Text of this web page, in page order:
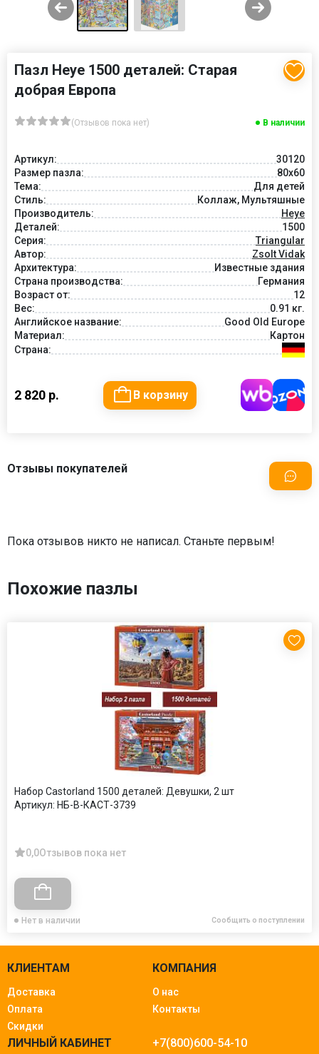
Пазл Heye 1500 деталей: Старая
добрая Европа
(Отзывов пока нет) В наличии
Артикул:
30120
Размер пазла:
80x60
Тема:
Для детей
Стиль:
Коллаж, Мультяшные
Производитель:
Heye
Деталей:
1500
Серия:
Triangular
Автор:
Zsolt Vidak
Архитектура:
Известные здания
Страна производства:
Германия
Возраст от:
12
Вес:
0.91 кг.
Английское название:
Good Old Europe
Материал:
Картон
Страна:
2 820 р. В корзину
Отзывы покупателей
Пока отзывов никто не написал. Станьте первым!
Похожие пазлы
Набор Castorland 1500 деталей: Девушки, 2 шт
Артикул: НБ-В-КАСТ-3739
0,0Отзывов пока нет
Нет в наличии Сообщить о поступлении
КЛИЕНТАМ
Доставка
Оплата
Скидки
КОМПАНИЯ
О нас
Контакты
ЛИЧНЫЙ КАБИНЕТ +7(800)600-54-10